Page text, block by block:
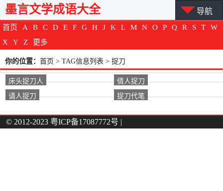
首页 A B C D E F G H J K L M N O P Q R S T
W
X
Y Z 更多
墨言文学成语大全 导航
你的位置： 首页 > TAG信息列表 > 捉刀
床头捉刀人
倩人捉刀
请人捉刀
捉刀代笔
© 2012-2023 粤ICP备17087772号 |